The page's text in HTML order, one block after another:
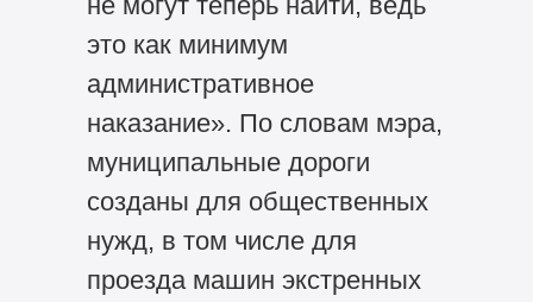
это как минимум
административное
наказание». По словам мэра,
муниципальные дороги
созданы для общественных
нужд, в том числе для
проезда машин экстренных